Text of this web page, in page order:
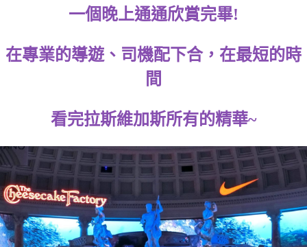
一個晚上通通欣賞完畢!
在專業的導遊、司機配下合，在最短的時
間
看完拉斯維加斯所有的精華~